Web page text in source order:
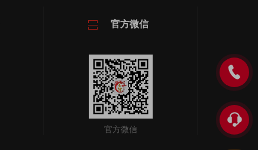
官方微信
官方微信